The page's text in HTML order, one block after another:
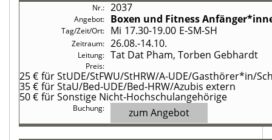
2037
Boxen und Fitness
Mi 17.30-19.00 E-SM-SH
26.08.-14.10.
Tat Dat Pham, Torben Gebhardt
25 € für StUDE/StFWU/StHRW/A-UDE/Gasthörer*in/
35 € für StaU/Bed-UDE/Bed-HRW/Azubis extern
50 € für Sonstige Nicht-Hochschulangehörige
zum Angebot